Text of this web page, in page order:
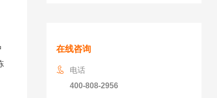
在线咨询
电话
400-808-2956